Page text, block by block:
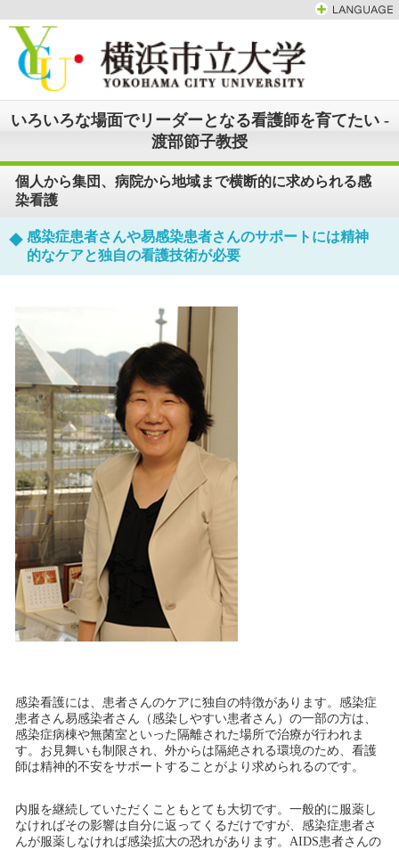
いろいろな場面でリーダーとなる看護師を育てたい -
渡部節子教授
個人から集団、病院から地域まで横断的に求められる感
染看護
感染症患者さんや易感染患者さんのサポートには精神
的なケアと独自の看護技術が必要
感染看護には、患者さんのケアに独自の特徴があります。感染症
患者さん易感染者さん（感染しやすい患者さん）の一部の方は、
感染症病棟や無菌室といった隔離された場所で治療が行われま
す。お見舞いも制限され、外からは隔絶される環境のため、看護
師は精神的不安をサポートすることがより求められるのです。
内服を継続していただくこともとても大切です。一般的に服薬し
なければその影響は自分に返ってくるだけですが、感染症患者さ
んが服薬しなければ感染拡大の恐れがあります。AIDS患者さんの